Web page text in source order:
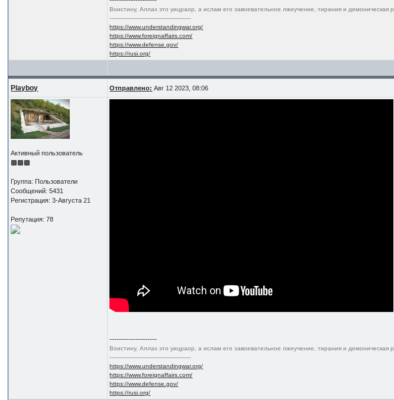
Воистину, Аллах это уицраор, а ислам его завоевательное лжеучение, тирания и демоническая
----------------------------------------------
https://www.understandingwar.org/
https://www.foreignaffairs.com/
https://www.defense.gov/
https://rusi.org/
Playboy Отправлено: Авг 12 2023, 08:06
Активный пользователь
Группа: Пользователи
Сообщений: 5431
Регистрация: 3-Августа 21
Репутация: 78
--------------------
Воистину, Аллах это уицраор, а ислам его завоевательное лжеучение, тирания и демоническая
----------------------------------------------
https://www.understandingwar.org/
https://www.foreignaffairs.com/
https://www.defense.gov/
https://rusi.org/